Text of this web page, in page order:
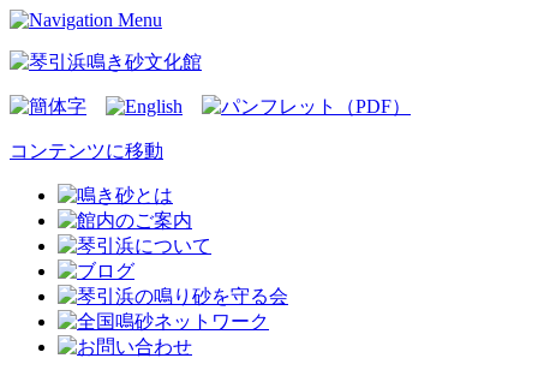
コンテンツに移動